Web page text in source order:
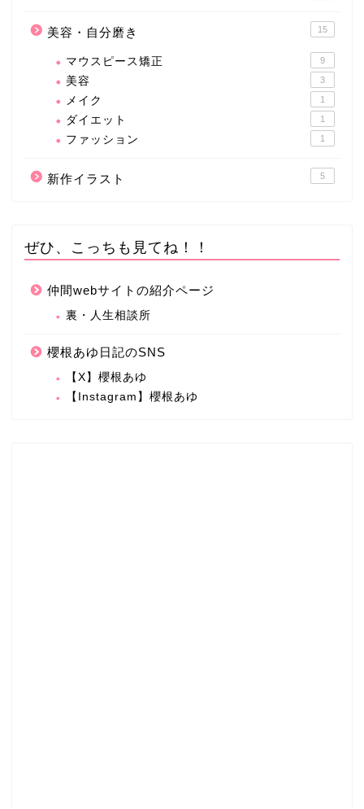
美容・自分磨き 15
マウスピース矯正 9
美容 3
メイク 1
ダイエット 1
ファッション 1
新作イラスト 5
ぜひ、こっちも見てね！！
仲間webサイトの紹介ページ
裏・人生相談所
櫻根あゆ日記のSNS
【X】櫻根あゆ
【Instagram】櫻根あゆ